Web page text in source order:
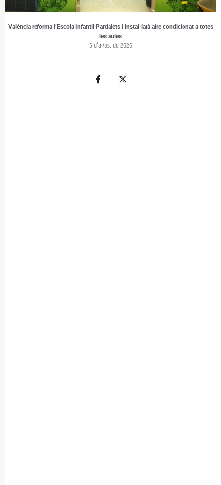
València reforma l’Escola Infantil Pardalets i instal·larà aire condicionat a totes
les aules
5 d'agost de 2026